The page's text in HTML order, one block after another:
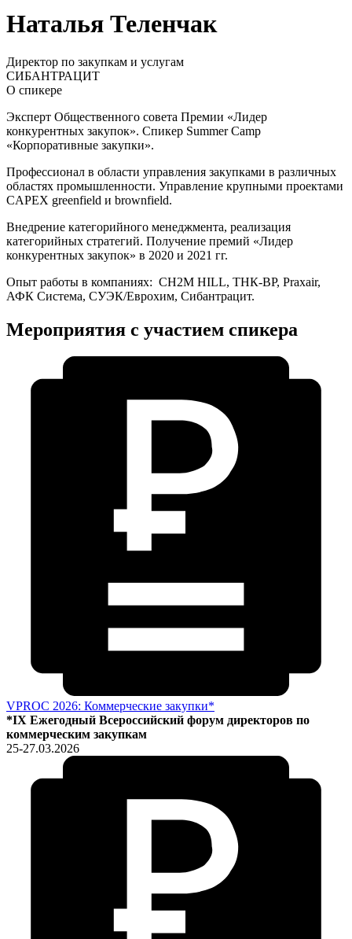
Наталья Теленчак
Директор по закупкам и услугам
СИБАНТРАЦИТ
О спикере
Эксперт Общественного совета Премии «Лидер
конкурентных закупок». Спикер Summer Camp
«Корпоративные закупки».
Профессионал в области управления закупками в различных
областях промышленности. Управление крупными проектами
CAPEX greenfield и brownfield.
Внедрение категорийного менеджмента, реализация
категорийных стратегий. Получение премий «Лидер
конкурентных закупок» в 2020 и 2021 гг.
Опыт работы в компаниях: CH2M HILL, ТНК-ВР, Praxair,
АФК Система, СУЭК/Еврохим, Сибантрацит.
Мероприятия с участием спикера
VPROC 2026: Коммерческие закупки*
*IX Ежегодный Всероссийский форум директоров по
коммерческим закупкам
25-27.03.2026